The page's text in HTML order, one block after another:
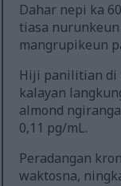
Dahar nepi ka
tiasa nurunkeun
mangrupikeun
Hiji panilitian di
kalayan
almond
0,11 pg/mL.
Peradangan
waktosna,